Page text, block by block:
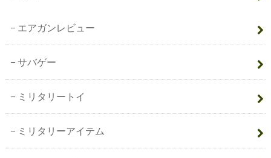
エアガンレビュー
サバゲー
ミリタリートイ
ミリタリーアイテム